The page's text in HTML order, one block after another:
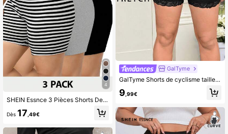
4
SHEIN Essnce 3 Pièces Shorts De Vélo Serrés Pour Femme Grande Taille, Confortables Et Décontractés, Nouveaux Modèles D'été
Dès 17 ,49€
GalTyme
GalTyme Shorts de cyclisme taille haute et moulants pour femmes de grande taille, noir, tissu côtelé tricoté avec du cool ice silk et des bordures en dentelle, fonctionnels et polyvalents pour port quotidien en été.
9 ,99€